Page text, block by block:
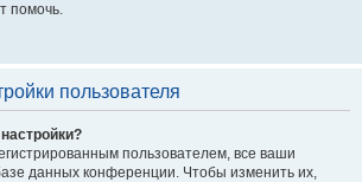
помочь.
пользователя
пользователем, все ваши
данных конференции. Чтобы изменить их,